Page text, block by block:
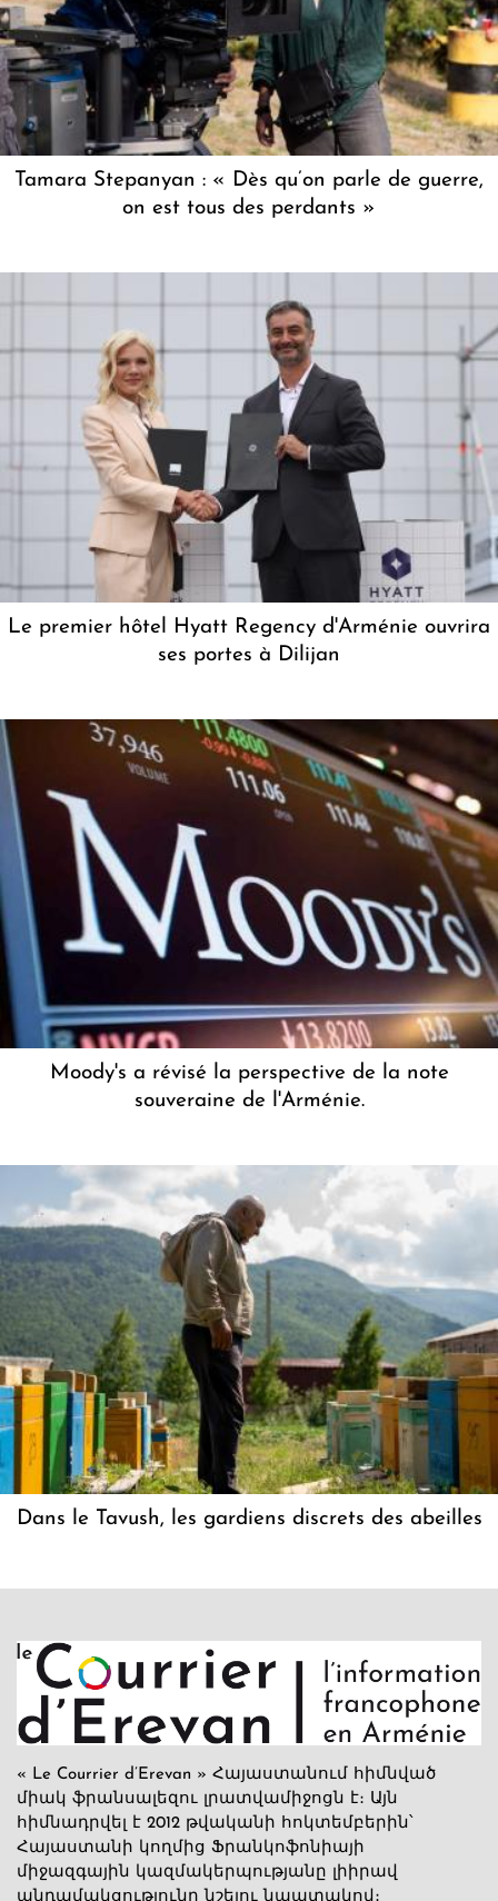
Tamara Stepanyan : « Dès qu’on parle de guerre,
on est tous des perdants »
Le premier hôtel Hyatt Regency d'Arménie ouvrira
ses portes à Dilijan
Moody's a révisé la perspective de la note
souveraine de l'Arménie.
Dans le Tavush, les gardiens discrets des abeilles
« Le Courrier d’Erevan » Հայաստանում հիմնված
միակ ֆրանսալեզու լրատվամիջոցն է։ Այն
հիմնադրվել է 2012 թվականի հոկտեմբերին՝
Հայաստանի կողմից Ֆրանկոֆոնիայի
միջազգային կազմակերպությանը լիիրավ
անդամակցությունը նշելու նպատակով։